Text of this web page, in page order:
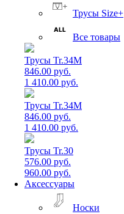
Трусы Size+
Все товары
Трусы Tr.34M
846.00 руб.
1 410.00 руб.
Трусы Tr.34M
846.00 руб.
1 410.00 руб.
Трусы Tr.30
576.00 руб.
960.00 руб.
Аксессуары
Носки